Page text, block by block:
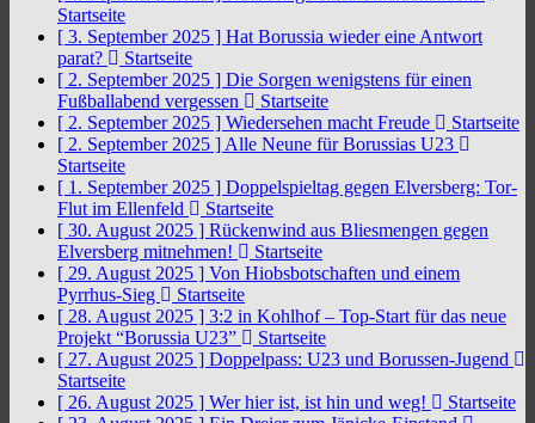
Startseite
[ 3. September 2025 ] Hat Borussia wieder eine Antwort
parat?
Startseite
[ 2. September 2025 ] Die Sorgen wenigstens für einen
Fußballabend vergessen
Startseite
[ 2. September 2025 ] Wiedersehen macht Freude
Startseite
[ 2. September 2025 ] Alle Neune für Borussias U23
Startseite
[ 1. September 2025 ] Doppelspieltag gegen Elversberg: Tor-
Flut im Ellenfeld
Startseite
[ 30. August 2025 ] Rückenwind aus Bliesmengen gegen
Elversberg mitnehmen!
Startseite
[ 29. August 2025 ] Von Hiobsbotschaften und einem
Pyrrhus-Sieg
Startseite
[ 28. August 2025 ] 3:2 in Kohlhof – Top-Start für das neue
Projekt “Borussia U23”
Startseite
[ 27. August 2025 ] Doppelpass: U23 und Borussen-Jugend
Startseite
[ 26. August 2025 ] Wer hier ist, ist hin und weg!
Startseite